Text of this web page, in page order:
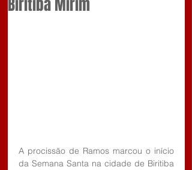
Biritiba Mirim
A procissão de Ramos marcou o início
da Semana Santa na cidade de Biritiba